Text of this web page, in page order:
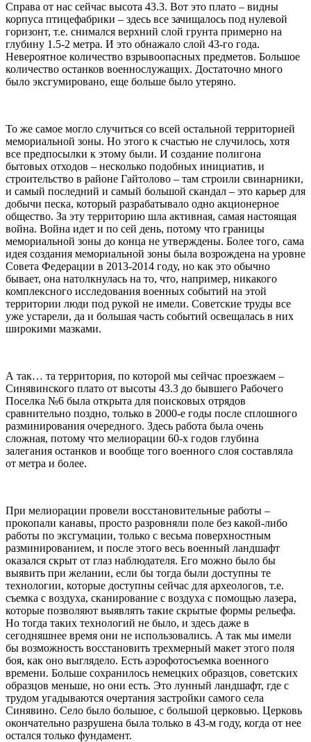
Справа от нас сейчас высота 43.3. Вот это плато – видны
корпуса птицефабрики – здесь все зачищалось под нулевой
горизонт, т.е. снимался верхний слой грунта примерно на
глубину 1.5-2 метра. И это обнажало слой 43-го года.
Невероятное количество взрывоопасных предметов. Большое
количество останков военнослужащих. Достаточно много
было эксгумировано, еще больше было утеряно.
То же самое могло случиться со всей остальной территорией
мемориальной зоны. Но этого к счастью не случилось, хотя
все предпосылки к этому были. И создание полигона
бытовых отходов – несколько подобных инициатив, и
строительство в районе Гайтолово – там строили свинарники,
и самый последний и самый большой скандал – это карьер для
добычи песка, который разрабатывало одно акционерное
общество. За эту территорию шла активная, самая настоящая
война. Война идет и по сей день, потому что границы
мемориальной зоны до конца не утверждены. Более того, сама
идея создания мемориальной зоны была возрождена на уровне
Совета Федерации в 2013-2014 году, но как это обычно
бывает, она натолкнулась на то, что, например, никакого
комплексного исследования военных событий на этой
территории люди под рукой не имели. Советские труды все
уже устарели, да и большая часть событий освещалась в них
широкими мазками.
А так… та территория, по которой мы сейчас проезжаем –
Синявинского плато от высоты 43.3 до бывшего Рабочего
Поселка №6 была открыта для поисковых отрядов
сравнительно поздно, только в 2000-е годы после сплошного
разминирования очередного. Здесь работа была очень
сложная, потому что мелиорации 60-х годов глубина
залегания останков и вообще того военного слоя составляла
от метра и более.
При мелиорации провели восстановительные работы –
прокопали канавы, просто разровняли поле без какой-либо
работы по эксгумации, только с весьма поверхностным
разминированием, и после этого весь военный ландшафт
оказался скрыт от глаз наблюдателя. Его можно было бы
выявить при желании, если бы тогда были доступны те
технологии, которые доступны сейчас для археологов, т.е.
съемка с воздуха, сканирование с воздуха с помощью лазера,
которые позволяют выявлять такие скрытые формы рельефа.
Но тогда таких технологий не было, и здесь даже в
сегодняшнее время они не использовались. А так мы имели
бы возможность восстановить трехмерный макет этого поля
боя, как оно выглядело. Есть аэрофотосъемка военного
времени. Больше сохранилось немецких образцов, советских
образцов меньше, но они есть. Это лунный ландшафт, где с
трудом угадываются очертания застройки самого села
Синявино. Село было большое, с большой церковью. Церковь
окончательно разрушена была только в 43-м году, когда от нее
остался только фундамент.